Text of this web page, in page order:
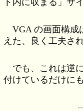
ト内に収まる」サ
VGA の画面構成
えた、良く工夫さ
でも、これは逆
付けているだけに